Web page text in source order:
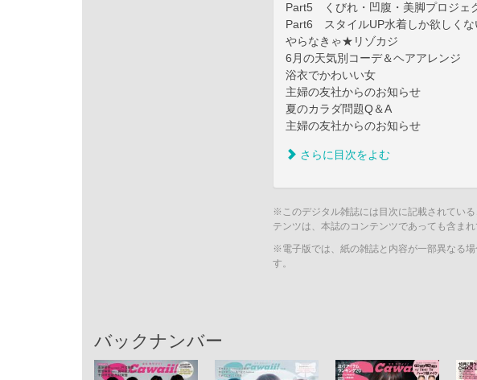
Part5 くびれ・凹腹・美脚プロジェ
Part6 スタイルUP水着しか欲しくな
やらなきゃ★リゾカジ
6月の天気別コーデ＆ヘアアレンジ
浴衣でかわいい女
主婦の友社からのお知らせ
夏のカラダ問題Q＆A
主婦の友社からのお知らせ
さらに目次をよむ
※このデジタル雑誌には目次に記載されてい
テンツは、本誌のコンテンツであっても含ま
※電子版では、紙の雑誌と内容が一部異なる
す。
バックナンバー